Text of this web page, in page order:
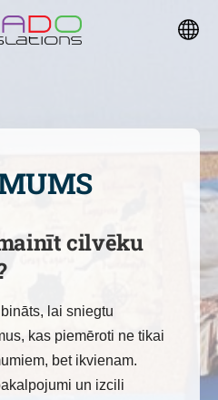
cilvēku
lai sniegtu
kas piemēroti ne tikai
bet ikvienam.
un izcili